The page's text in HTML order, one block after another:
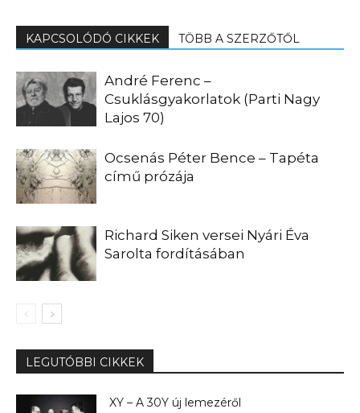
KAPCSOLÓDÓ CIKKEK TÖBB A SZERZŐTŐL
André Ferenc –
Csuklásgyakorlatok (Parti Nagy
Lajos 70)
Ocsenás Péter Bence – Tapéta
című prózája
Richard Siken versei Nyári Éva
Sarolta fordításában
LEGUTÓBBI CIKKEK
XY – A 30Y új lemezéről